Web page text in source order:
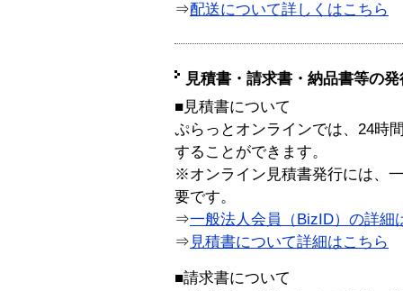
⇒配送について詳しくはこちら
見積書・請求書・納品書等の
■見積書について
ぷらっとオンラインでは、24時
することができます。
※オンライン見積書発行には、
要です。
⇒一般法人会員（BizID）の詳細
⇒ 見積書について詳細はこちら
■請求書について